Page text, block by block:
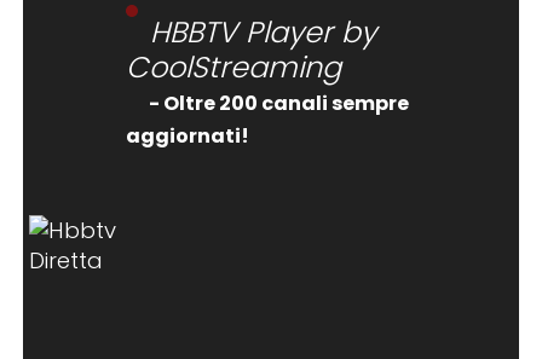
HBBTV Player by
CoolStreaming
- Oltre 200 canali sempre
aggiornati!